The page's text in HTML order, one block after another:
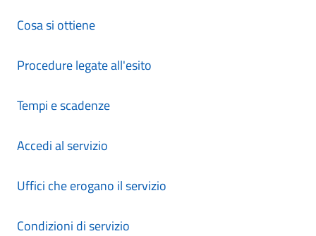
Cosa si ottiene
Procedure legate all'esito
Tempi e scadenze
Accedi al servizio
Uffici che erogano il servizio
Condizioni di servizio